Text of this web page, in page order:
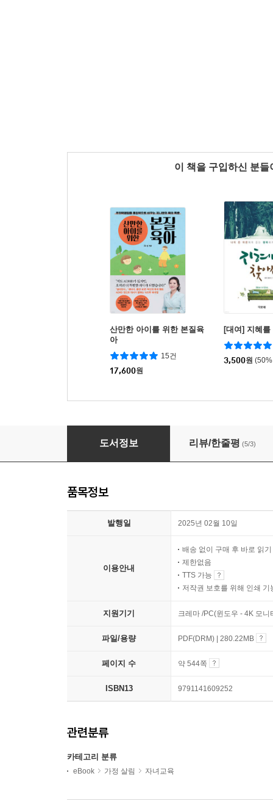
이 책을 구입하신 분
산만한 아이를 위한 본질육
아
15건
17,600원
[대여] 지혜를
3,500원
동화 수업 대백과 295
도서정보 리뷰/한줄평 (5/3)
품목정보
발행일 2025년 02월 10일
이용안내
배송 없이 구매 후 바로 읽기
제한없음
TTS 가능
저작권 보호를 위해 인쇄 기
지원기기 크레마 /PC(윈도우 - 4K 모
파일/용량 PDF(DRM) | 280.22MB
페이지 수 약 544쪽
ISBN13 9791141609252
관련분류
카테고리 분류
eBook 가정 살림 자녀교육